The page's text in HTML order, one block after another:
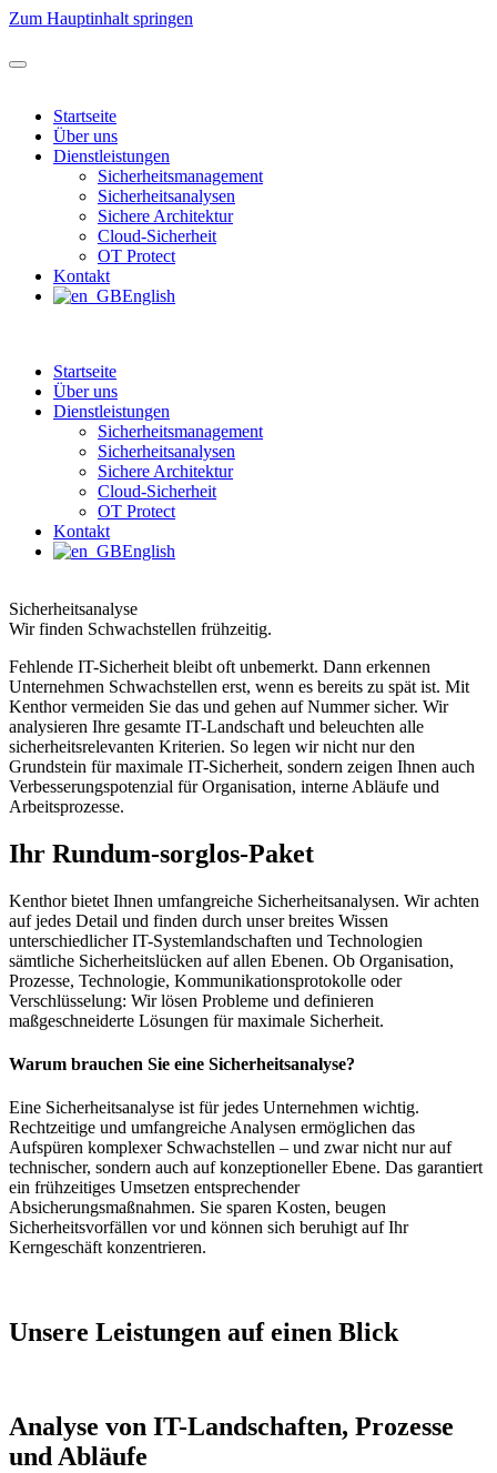
Zum Hauptinhalt springen
Startseite
Über uns
Dienstleistungen
Sicherheitsmanagement
Sicherheitsanalysen
Sichere Architektur
Cloud-Sicherheit
OT Protect
Kontakt
English
Startseite
Über uns
Dienstleistungen
Sicherheitsmanagement
Sicherheitsanalysen
Sichere Architektur
Cloud-Sicherheit
OT Protect
Kontakt
English
Sicherheitsanalyse
Wir finden Schwachstellen frühzeitig.
Fehlende IT-Sicherheit bleibt oft unbemerkt. Dann erkennen
Unternehmen Schwachstellen erst, wenn es bereits zu spät ist. Mit
Kenthor vermeiden Sie das und gehen auf Nummer sicher. Wir
analysieren Ihre gesamte IT-Landschaft und beleuchten alle
sicherheitsrelevanten Kriterien. So legen wir nicht nur den
Grundstein für maximale IT-Sicherheit, sondern zeigen Ihnen auch
Verbesserungspotenzial für Organisation, interne Abläufe und
Arbeitsprozesse.
Ihr Rundum-sorglos-Paket
Kenthor bietet Ihnen umfangreiche Sicherheitsanalysen. Wir achten
auf jedes Detail und finden durch unser breites Wissen
unterschiedlicher IT-Systemlandschaften und Technologien
sämtliche Sicherheitslücken auf allen Ebenen. Ob Organisation,
Prozesse, Technologie, Kommunikationsprotokolle oder
Verschlüsselung: Wir lösen Probleme und definieren
maßgeschneiderte Lösungen für maximale Sicherheit.
Warum brauchen Sie eine Sicherheitsanalyse?
Eine Sicherheitsanalyse ist für jedes Unternehmen wichtig.
Rechtzeitige und umfangreiche Analysen ermöglichen das
Aufspüren komplexer Schwachstellen – und zwar nicht nur auf
technischer, sondern auch auf konzeptioneller Ebene. Das garantiert
ein frühzeitiges Umsetzen entsprechender
Absicherungsmaßnahmen. Sie sparen Kosten, beugen
Sicherheitsvorfällen vor und können sich beruhigt auf Ihr
Kerngeschäft konzentrieren.
Unsere Leistungen auf einen Blick
Analyse von IT-Landschaften, Prozesse
und Abläufe